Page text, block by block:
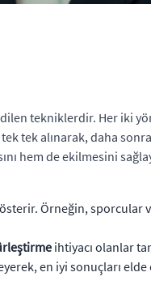
tekniklerdir. Her iki
tek alınarak, daha
hem de ekilmesini
Örneğin, sporcular
ihtiyacı olanlar
en iyi sonuçları